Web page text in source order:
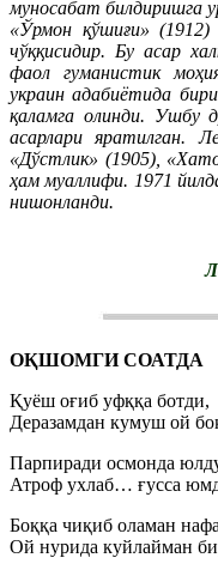
муносабат билдиришга
«Ўрмон қўшиғи»
чўққисидир. Бу асар
фаол гуманистик
украин адабиётида
қаламга олинди. Ушбу
асарлари яратилган.
«Дўстлик» (1905),
ҳам муаллифи. 1971
нишонланди.
ОҚШОМГИ СОАТДА
Қуёш оғиб уфққа ботди,
Деразамдан кумуш ой
Парпиради осмонда
Атроф ухлаб… ғусса
Боққа чиқиб оламан
Ой нурида куйлайман